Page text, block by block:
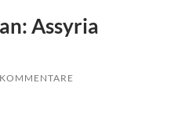
Assyria